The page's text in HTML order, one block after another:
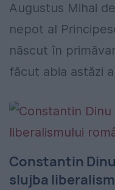
Augustus Mihai
nepot al
născut în
făcut abia astăzi
Constantin
slujba